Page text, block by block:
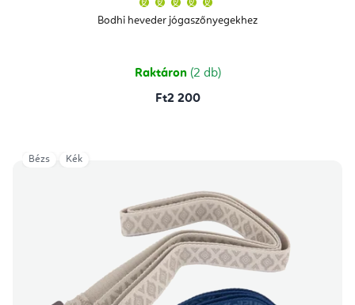
Bodhi heveder jógaszőnyegekhez
átlagos
értékelése
csillag.
Raktáron (2 db)
Ft2 200
Bézs Kék